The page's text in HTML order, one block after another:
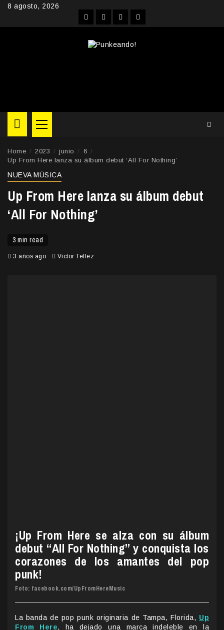
Skip8 agosto, 2026
FacebookInstagram
YouTubeTwitter
Primary
Menu
Home 2023 junio
6
Up From Here lanza su álbum debut ‘All For Nothing’
NUEVA MÚSICA
Up From Here lanza su álbum debut
‘All For Nothing’
3 min read
3 años ago Victor Tellez
¡Up From Here se alza con su álbum
debut “All For Nothing” y conquista los
corazones de los amantes del pop
punk!
Foto: facebook.com/UpFromHereMusic
La banda de pop punk originaria de Tampa, Florida, Up
From Here, ha dejado una marca indeleble en la